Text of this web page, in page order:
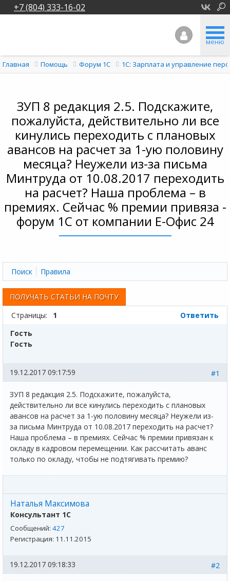
+7 (804) 333-16-02
меню
Главная Помощь Форум 1C 1С: Зарплата и управление
ЗУП 8 редакция 2.5. Подскажите,
пожалуйста, действительно ли все
кинулись переходить с плановых
авансов на расчет за 1-ую половину
месяца? Неужели из-за письма
Минтруда от 10.08.2017 переходить
на расчет? Наша проблема – в
премиях. Сейчас % премии привяза -
форум 1С от компании Е-Офис 24
Поиск Правила
ПОЛУЧАТЬ СТАТЬИ НА ПОЧТУ
Страницы:
1
Ответить
Гость
Гость
#1
19.12.2017 09:17:59
ЗУП 8 редакция 2.5. Подскажите, пожалуйста,
действительно ли все кинулись переходить с плановых
авансов на расчет за 1-ую половину месяца? Неужели из-
за письма Минтруда от 10.08.2017 переходить на расчет?
Наша проблема – в премиях. Сейчас % премии привязан к
окладу в кадровом перемещении. Как рассчитать аванс
только по окладу, чтобы не подтягивать премию?
Наталья Максимова
Консультант 1С
Сообщений: 427
Регистрация: 11.11.2015
#2
19.12.2017 09:18:33